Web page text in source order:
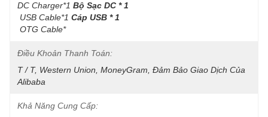
DC Charger*1 Bộ Sạc DC * 1
USB Cable*1 Cáp USB * 1
OTG Cable*
Điều Khoản Thanh Toán:
T / T, Western Union, MoneyGram, Đảm Bảo Giao Dịch Của
Alibaba
Khả Năng Cung Cấp: